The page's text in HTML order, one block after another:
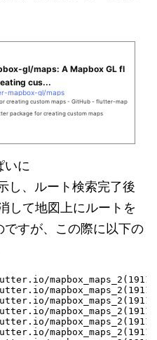
gl/maps: A Mapbox GL fl
cus...
mapbox-gl/maps
creating custom maps - GitHub - flutter-map
package for creating custom maps
いに
し、ルート検索完了後
して地図上にルートを
すが、この際に以下の
at
at